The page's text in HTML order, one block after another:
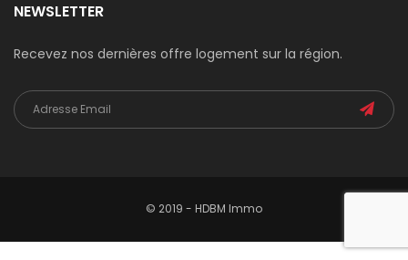
NEWSLETTER
Recevez nos dernières offre logement sur la région.
© 2019 - HDBM Immo